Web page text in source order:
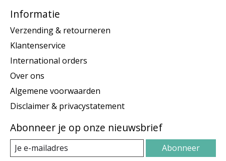
Informatie
Verzending & retourneren
Klantenservice
International orders
Over ons
Algemene voorwaarden
Disclaimer & privacystatement
Abonneer je op onze nieuwsbrief
Abonneer